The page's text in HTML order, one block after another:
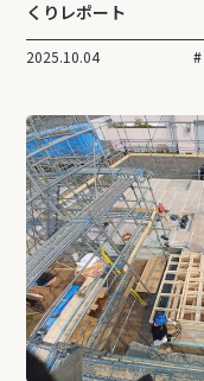
くりレポート
2025.10.04